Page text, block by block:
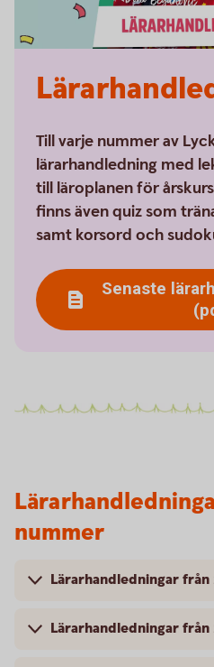
Till varje nummer av
lärarhandledning med
till läroplanen för
finns även quiz som
samt korsord och
Senaste
nummer
Lärarhandledningar
Lärarhandledningar